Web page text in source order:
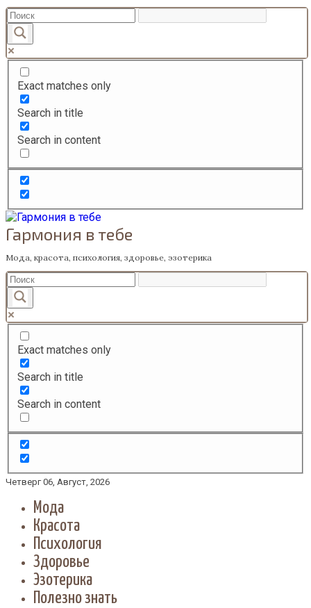
Перейти
к
содержанию
Exact matches only
Search in title
Search in content
Гармония в тебе
Мода, красота, психология, здоровье, эзотерика
Exact matches only
Search in title
Search in content
Четверг 06, Август, 2026
Мода
Красота
Психология
Здоровье
Эзотерика
Полезно знать